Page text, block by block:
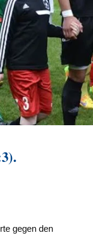
gegen den